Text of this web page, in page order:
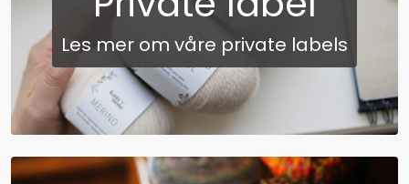
Les mer om våre private labels